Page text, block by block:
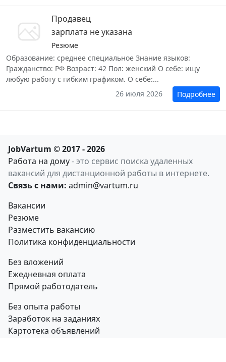
Продавец
зарплата не указана
Резюме
Образование: среднее специальное Знание языков:
Гражданство: РФ Возраст: 42 Пол: женский О себе: ищу
любую работу с гибким графиком. О себе:...
26 июля 2026
Подробнее
JobVartum © 2017 - 2026
Работа на дому- это сервис поиска удаленных
вакансий для дистанционной работы в интернете.
Связь с нами: admin@vartum.ru
Вакансии
Резюме
Разместить вакансию
Политика конфиденциальности
Без вложений
Ежедневная оплата
Прямой работодатель
Без опыта работы
Заработок на заданиях
Картотека объявлений